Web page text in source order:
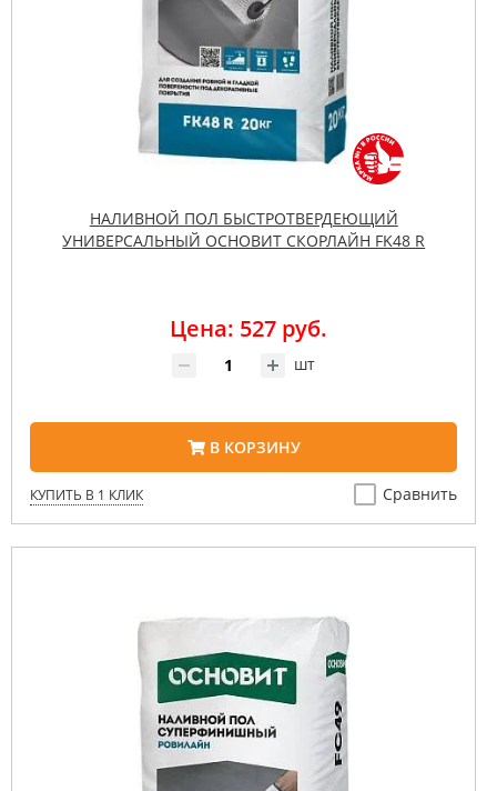
НАЛИВНОЙ ПОЛ БЫСТРОТВЕРДЕЮЩИЙ
УНИВЕРСАЛЬНЫЙ ОСНОВИТ СКОРЛАЙН FK48 R
Цена: 527 руб.
шт
В КОРЗИНУ
КУПИТЬ В 1 КЛИК Сравнить